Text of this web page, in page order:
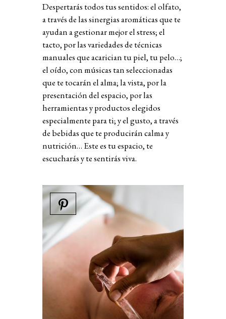
Despertarás todos tussentidos:elolfato,
atravésdelassinergiasaromáticasque te
ayudanagestionarmejorelstress;el
tacto, porlasvariedadesde técnicas
manualesqueacarician tupiel, tupelo…;
eloído,conmúsicas tanseleccionadas
que te tocaránelalma;lavista, porla
presentacióndelespacio, porlas
herramientasyproductoselegidos
especialmente parati;yelgusto,através
de bebidasque te produciráncalmay
nutrición… Estees tuespacio, te
escucharásytesentirásviva.